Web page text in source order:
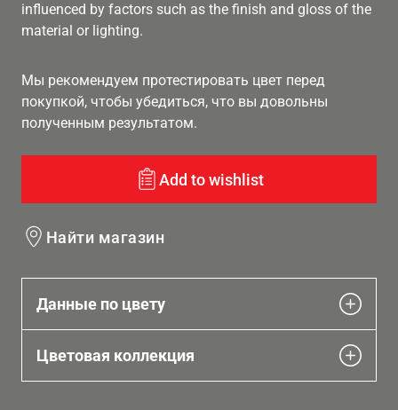
influenced by factors such as the finish and gloss of the
material or lighting.
Мы рекомендуем протестировать цвет перед
покупкой, чтобы убедиться, что вы довольны
полученным результатом.
Add to wishlist
Найти магазин
Данные по цвету
Цветовая коллекция